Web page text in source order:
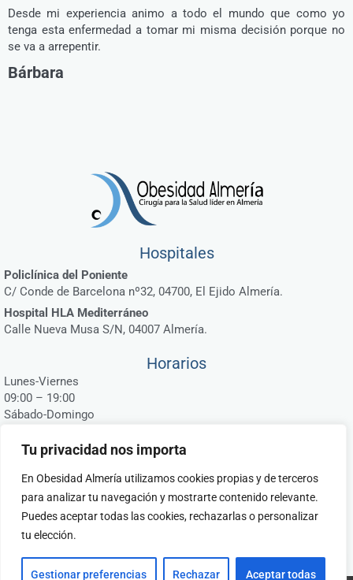
Tu privacidad nos importa
En Obesidad Almería utilizamos cookies propias y de terceros
para analizar tu navegación y mostrarte contenido relevante.
Puedes aceptar todas las cookies, rechazarlas o personalizar
tu elección.
Gestionar preferencias Rechazar Aceptar todas
Desde mi experiencia animo a todo el mundo que como yo
tenga esta enfermedad a tomar mi misma decisión porque no
se va a arrepentir.
Bárbara
Hospitales
Policlínica del Poniente
C/ Conde de Barcelona nº32, 04700, El Ejido Almería.
Hospital HLA Mediterráneo
Calle Nueva Musa S/N, 04007 Almería.
Horarios
Lunes-Viernes
09:00 – 19:00
Sábado-Domingo
Contáctanos
649 94 97 32
Síguenos
c
e
u
t
s
t